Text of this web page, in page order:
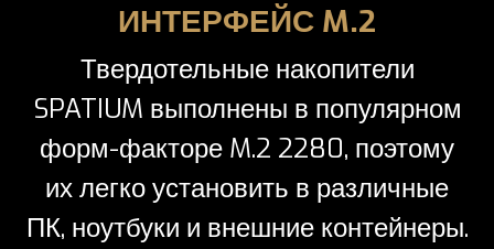
ИНТЕРФЕЙС M.2
Твердотельные накопители
SPATIUM выполнены в популярном
форм-факторе M.2 2280, поэтому
их легко установить в различные
ПК, ноутбуки и внешние контейнеры.